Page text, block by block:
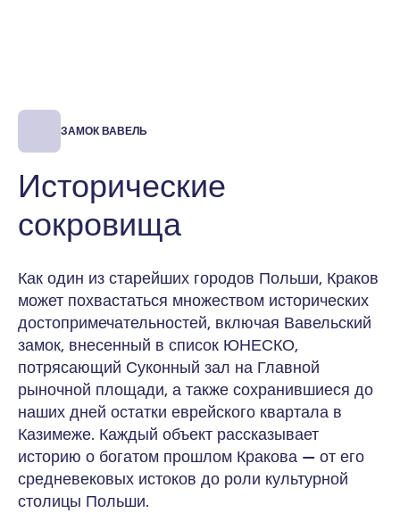
ЗАМОК ВАВЕЛЬ
Исторические
сокровища
Как один из старейших городов Польши, Краков
может похвастаться множеством исторических
достопримечательностей, включая Вавельский
замок, внесенный в список ЮНЕСКО,
потрясающий Суконный зал на Главной
рыночной площади, а также сохранившиеся до
наших дней остатки еврейского квартала в
Казимеже. Каждый объект рассказывает
историю о богатом прошлом Кракова — от его
средневековых истоков до роли культурной
столицы Польши.